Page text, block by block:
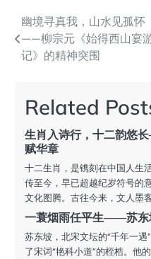
文
章
航
幽境寻真我，山水见孤怀
——柳宗元《始得西山宴
记》的精神突围
Related
生肖入诗行，十二韵悠
赋华章
十二生肖，是镌刻在中国人生
传至今，早已超越纪岁符号的
文化图腾。古往今来，文人墨
一蓑烟雨任平生——苏东
苏东坡，北宋文坛的“千年一遇
了宋词“艳科小道”的桎梏。他